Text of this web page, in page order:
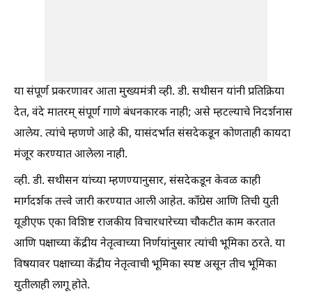
या संपूर्ण प्रकरणावर आता मुख्यमंत्री व्ही. डी. सथीसन यांनी प्रतिक्रिया
देत, वंदे मातरम् संपूर्ण गाणे बंधनकारक नाही; असे म्हटल्याचे निदर्शनास
आलेय. त्यांचे म्हणणे आहे की, यासंदर्भात संसदेकडून कोणताही कायदा
मंजूर करण्यात आलेला नाही.
व्ही. डी. सथीसन यांच्या म्हणण्यानुसार, संसदेकडून केवळ काही
मार्गदर्शक तत्त्वे जारी करण्यात आली आहेत. काँग्रेस आणि तिची युती
यूडीएफ एका विशिष्ट राजकीय विचारधारेच्या चौकटीत काम करतात
आणि पक्षाच्या केंद्रीय नेतृत्वाच्या निर्णयांनुसार त्यांची भूमिका ठरते. या
विषयावर पक्षाच्या केंद्रीय नेतृत्वाची भूमिका स्पष्ट असून तीच भूमिका
युतीलाही लागू होते.